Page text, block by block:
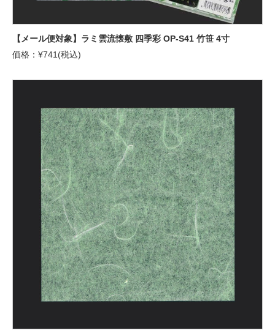
【メール便対象】ラミ雲流懐敷 四季彩 OP-S41 竹笹 4寸
価格：¥741(税込)